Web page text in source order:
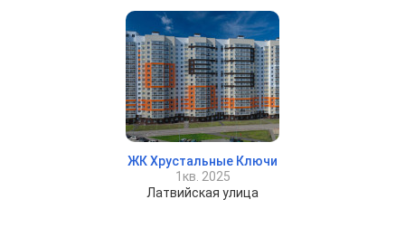
ЖК Хрустальные Ключи
1кв. 2025
Латвийская улица